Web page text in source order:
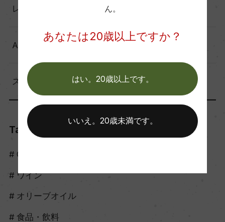
レポート（137）
Another Story（39）
スタッフのつぶやき（56）
Tags
Craft Sake
ワイン
オリーブオイル
食品・飲料
ん。
あなたは20歳以上ですか？
はい。20歳以上です。
いいえ。20歳未満です。